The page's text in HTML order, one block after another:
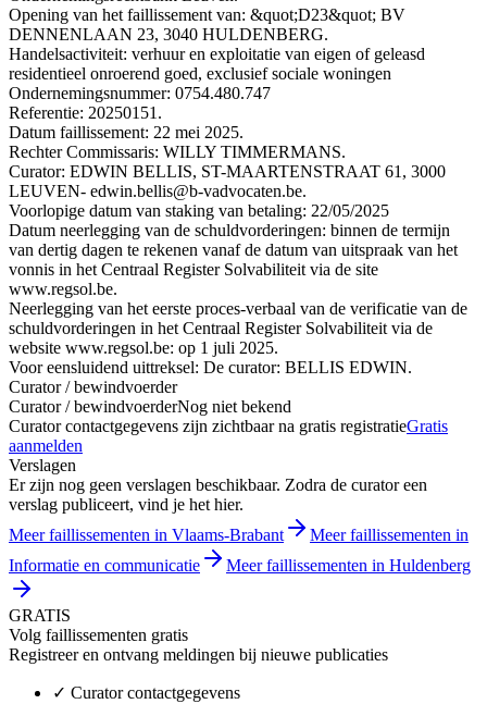
Opening van het faillissement van: &quot;D23&quot; BV
DENNENLAAN 23, 3040 HULDENBERG.
Handelsactiviteit: verhuur en exploitatie van eigen of geleasd
residentieel onroerend goed, exclusief sociale woningen
Ondernemingsnummer: 0754.480.747
Referentie: 20250151.
Datum faillissement: 22 mei 2025.
Rechter Commissaris: WILLY TIMMERMANS.
Curator: EDWIN BELLIS, ST-MAARTENSTRAAT 61, 3000
LEUVEN- edwin.bellis@b-vadvocaten.be.
Voorlopige datum van staking van betaling: 22/05/2025
Datum neerlegging van de schuldvorderingen: binnen de termijn
van dertig dagen te rekenen vanaf de datum van uitspraak van het
vonnis in het Centraal Register Solvabiliteit via de site
www.regsol.be.
Neerlegging van het eerste proces-verbaal van de verificatie van de
schuldvorderingen in het Centraal Register Solvabiliteit via de
website www.regsol.be: op 1 juli 2025.
Voor eensluidend uittreksel: De curator: BELLIS EDWIN.
Curator / bewindvoerder
Curator / bewindvoerderNog niet bekend
Curator contactgegevens zijn zichtbaar na gratis registratieGratis
aanmelden
Verslagen
Er zijn nog geen verslagen beschikbaar. Zodra de curator een
verslag publiceert, vind je het hier.
Meer faillissementen in Vlaams-Brabant
Meer faillissementen in
Informatie en communicatie
Meer faillissementen in Huldenberg
GRATIS
Volg faillissementen gratis
Registreer en ontvang meldingen bij nieuwe publicaties
✓ Curator contactgegevens